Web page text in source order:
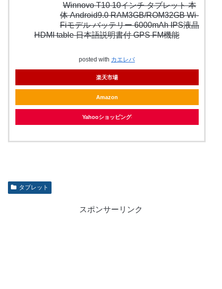
Winnovo T10 10インチ タブレット 本
体 Android9.0 RAM3GB/ROM32GB Wi-
Fiモデル バッテリー 6000mAh IPS液晶
HDMI table 日本語説明書付 GPS FM機能
posted with カエレバ
楽天市場
Amazon
Yahooショッピング
タブレット
スポンサーリンク